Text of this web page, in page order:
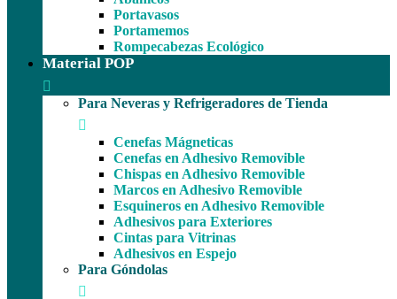
Portavasos
Portamemos
Rompecabezas Ecológico
Material POP
Para Neveras y Refrigeradores de Tienda
Cenefas Mágneticas
Cenefas en Adhesivo Removible
Chispas en Adhesivo Removible
Marcos en Adhesivo Removible
Esquineros en Adhesivo Removible
Adhesivos para Exteriores
Cintas para Vitrinas
Adhesivos en Espejo
Para Góndolas